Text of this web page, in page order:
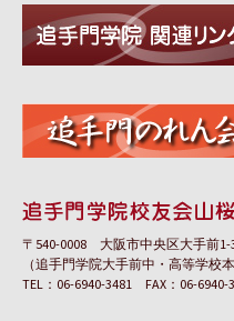
〒540-0008 大阪市中央区大手前1-
（追手門学院大手前中・高等学校本
TEL：06-6940-3481 FAX：06-6940-